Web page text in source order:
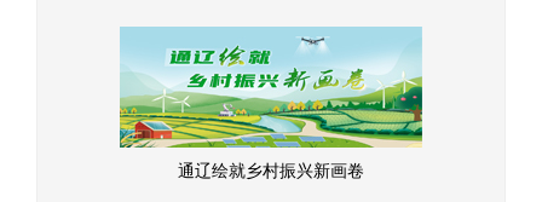
通辽绘就乡村振兴新画卷